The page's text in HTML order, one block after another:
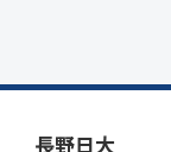
長野日大